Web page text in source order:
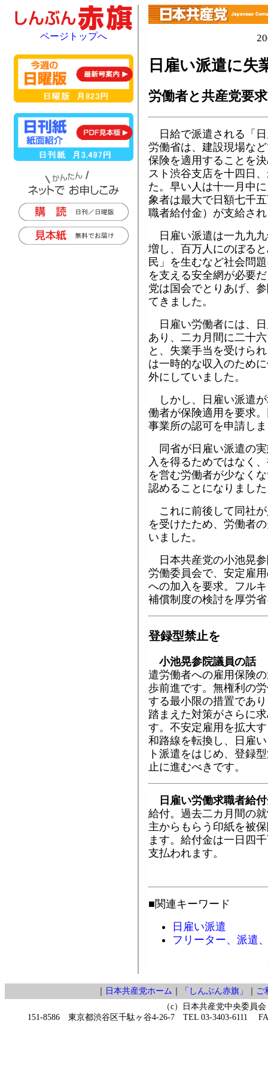
日雇い派遣に失
労働者と共産党要
日給で派遣される「
労働省は、建設現場な
保険を適用することを
スト渋谷支店を十四日
た。早い人は十一月中
象者は最大で日額七千
職者給付金）が支給さ
日雇い派遣は一九九
増し、百万人にのぼる
民」を生むなど社会問
を支える安全網が必要
党は国会でとりあげ、
てきました。
日雇い労働者には、
あり、二カ月間に二十
と、失業手当を受けら
は一時的な収入のため
外にしていました。
しかし、日雇い派遣
働者が保険適用を要求
事業所の認可を申請し
同省が日雇い派遣の
入を得るためではなく
を営む労働者が少なく
認めることになりまし
これに前後して同社
を受けたため、労働者
いました。
日本共産党の小池晃
労働委員会で、安定雇
への加入を要求。フル
補償制度の検討を厚労
登録型禁止を
小池晃参院議員の話
遣労働者への雇用保険
歩前進です。無権利の
する最小限の措置であ
踏まえた対策がさらに
す。不安定雇用を拡大
和路線を転換し、日雇
ト派遣をはじめ、登録
止に進むべきです。
日雇い労働求職者給
給付。過去二カ月間の
主からもらう印紙を被
ます。給付金は一日四
支払われます。
■関連キーワード
日雇い派遣
フリーター、派遣
ページトップへ
日本共産党ホーム 「しんぶん赤旗」
ご
（c）日本共産党中央委員会
151-8586 東京都渋谷区千駄ヶ谷4-26-7 TEL 03-3403-6111